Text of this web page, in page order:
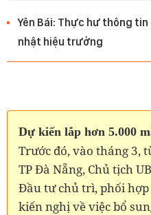
Yên Bái: Thực hư thông
nhật hiệu trưởng
Dự kiến lắp hơn 5.000
Trước đó, vào tháng 3,
TP Đà Nẵng, Chủ tịch
Đầu tư chủ trì, phối
kiến nghị về việc bổ